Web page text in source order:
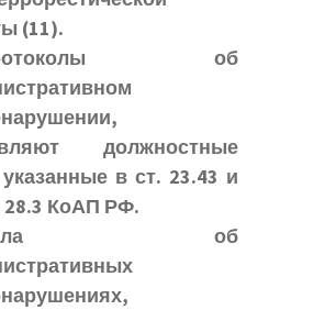
(11).
об
должностные
в ст. 23.43 и
28.3 КоАП РФ.
об